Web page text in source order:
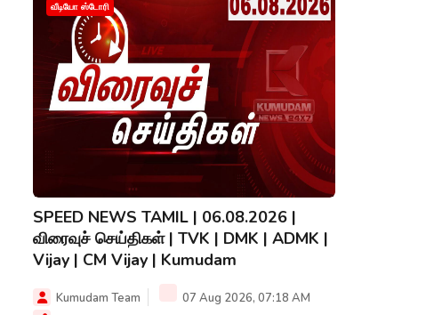
வீடியோ ஸ்டோரி
SPEED NEWS TAMIL | 06.08.2026 |
விரைவுச் செய்திகள் | TVK | DMK | ADMK |
Vijay | CM Vijay | Kumudam
Kumudam Team 07 Aug 2026, 07:18 AM